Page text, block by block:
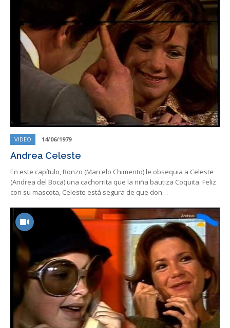
VIDEO 14/06/1979
Andrea Celeste
En este capítulo, Bonzo (Marcelo Chimento) le obsequia a Celeste
(Andrea del Boca) una cachorrita que la niña bautiza Coquita. Feliz
con su mascota, Celeste está segura de que don…